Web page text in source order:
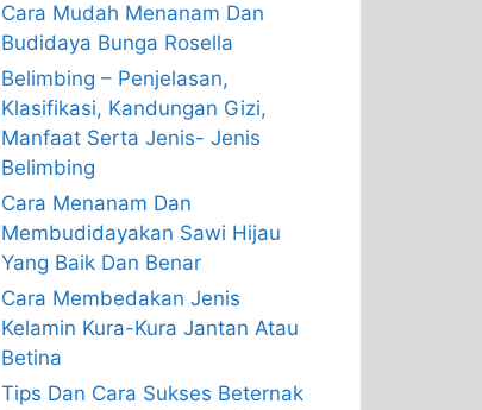
Cara Mudah Menanam Dan
Budidaya Bunga Rosella
Belimbing – Penjelasan,
Klasifikasi, Kandungan Gizi,
Manfaat Serta Jenis- Jenis
Belimbing
Cara Menanam Dan
Membudidayakan Sawi Hijau
Yang Baik Dan Benar
Cara Membedakan Jenis
Kelamin Kura-Kura Jantan Atau
Betina
Tips Dan Cara Sukses Beternak